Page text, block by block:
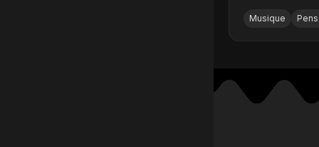
Musique